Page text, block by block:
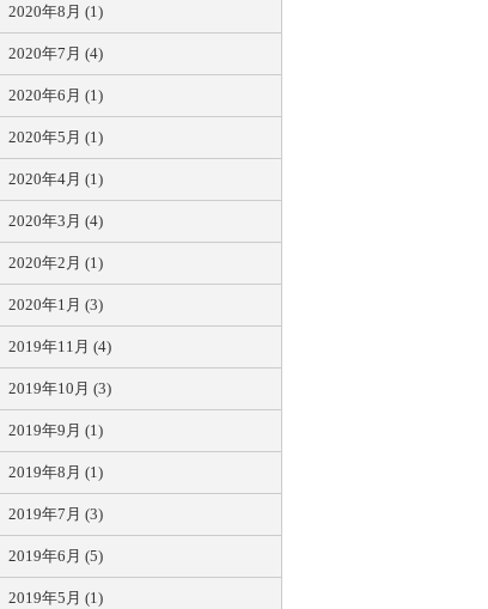
2020年8月 (1)
2020年7月 (4)
2020年6月 (1)
2020年5月 (1)
2020年4月 (1)
2020年3月 (4)
2020年2月 (1)
2020年1月 (3)
2019年11月 (4)
2019年10月 (3)
2019年9月 (1)
2019年8月 (1)
2019年7月 (3)
2019年6月 (5)
2019年5月 (1)